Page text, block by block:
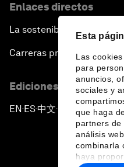
Esta
Las
para
anuncios,
sociales y
que haga
partners de
análisis
combinarla
haya
Enlaces directos
La sostenibilidad en el Foro
Carreras profesionales
Ediciones en otros
EN ▪ ES▪中文▪ 日本語